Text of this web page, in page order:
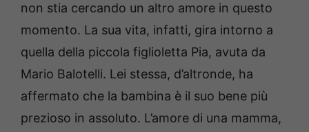
non stia cercando un altro amore in questo
momento. La sua vita, infatti, gira intorno a
quella della piccola figlioletta Pia, avuta da
Mario Balotelli. Lei stessa, d’altronde, ha
affermato che la bambina è il suo bene più
prezioso in assoluto. L’amore di una mamma,